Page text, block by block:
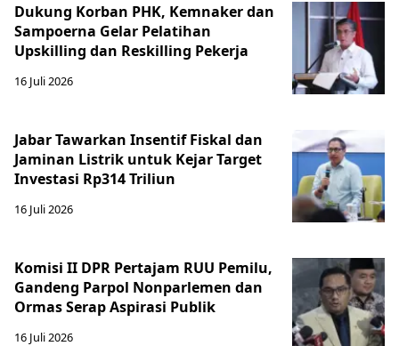
Dukung Korban PHK, Kemnaker dan
Sampoerna Gelar Pelatihan
Upskilling dan Reskilling Pekerja
16 Juli 2026
Jabar Tawarkan Insentif Fiskal dan
Jaminan Listrik untuk Kejar Target
Investasi Rp314 Triliun
16 Juli 2026
Komisi II DPR Pertajam RUU Pemilu,
Gandeng Parpol Nonparlemen dan
Ormas Serap Aspirasi Publik
16 Juli 2026